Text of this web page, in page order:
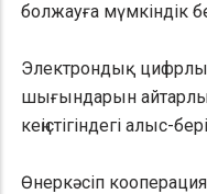
болжауға мүмкіндік
Электрондық
шығындарын
кеңістігіндегі алыс-
Өнеркәсіп